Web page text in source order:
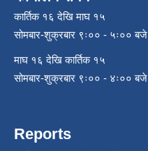
कार्तिक १६ देखि माघ १५
सोमबार-शुक्रबार ९ः०० - ५ः०० बजे
माघ १६ देखि कार्तिक १५
सोमबार-शुक्रबार ९ः०० - ४ः०० बजे
Reports